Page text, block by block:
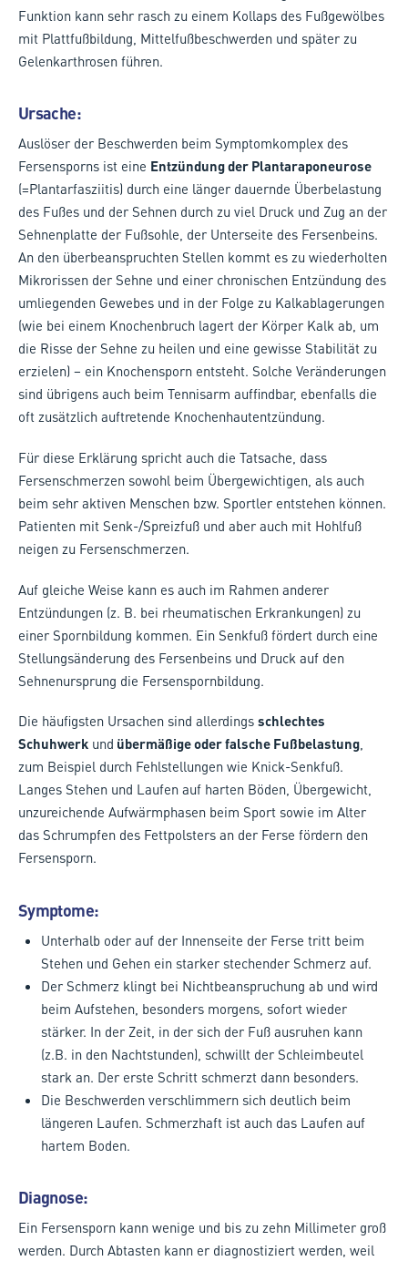
Funktion kann sehr rasch zu einem Kollaps des Fußgewölbes
mit Plattfußbildung, Mittelfußbeschwerden und später zu
Gelenkarthrosen führen.
Ursache:
Auslöser der Beschwerden beim Symptomkomplex des
Fersensporns ist eine Entzündung der Plantaraponeurose
(=Plantarfasziitis) durch eine länger dauernde Überbelastung
des Fußes und der Sehnen durch zu viel Druck und Zug an der
Sehnenplatte der Fußsohle, der Unterseite des Fersenbeins.
An den überbeanspruchten Stellen kommt es zu wiederholten
Mikrorissen der Sehne und einer chronischen Entzündung des
umliegenden Gewebes und in der Folge zu Kalkablagerungen
(wie bei einem Knochenbruch lagert der Körper Kalk ab, um
die Risse der Sehne zu heilen und eine gewisse Stabilität zu
erzielen) – ein Knochensporn entsteht. Solche Veränderungen
sind übrigens auch beim Tennisarm auffindbar, ebenfalls die
oft zusätzlich auftretende Knochenhautentzündung.
Für diese Erklärung spricht auch die Tatsache, dass
Fersenschmerzen sowohl beim Übergewichtigen, als auch
beim sehr aktiven Menschen bzw. Sportler entstehen können.
Patienten mit Senk-/Spreizfuß und aber auch mit Hohlfuß
neigen zu Fersenschmerzen.
Auf gleiche Weise kann es auch im Rahmen anderer
Entzündungen (z. B. bei rheumatischen Erkrankungen) zu
einer Spornbildung kommen. Ein Senkfuß fördert durch eine
Stellungsänderung des Fersenbeins und Druck auf den
Sehnenursprung die Fersenspornbildung.
Die häufigsten Ursachen sind allerdings schlechtes
Schuhwerk und übermäßige oder falsche Fußbelastung,
zum Beispiel durch Fehlstellungen wie Knick-Senkfuß.
Langes Stehen und Laufen auf harten Böden, Übergewicht,
unzureichende Aufwärmphasen beim Sport sowie im Alter
das Schrumpfen des Fettpolsters an der Ferse fördern den
Fersensporn.
Symptome:
Unterhalb oder auf der Innenseite der Ferse tritt beim
Stehen und Gehen ein starker stechender Schmerz auf.
Der Schmerz klingt bei Nichtbeanspruchung ab und wird
beim Aufstehen, besonders morgens, sofort wieder
stärker. In der Zeit, in der sich der Fuß ausruhen kann
(z.B. in den Nachtstunden), schwillt der Schleimbeutel
stark an. Der erste Schritt schmerzt dann besonders.
Die Beschwerden verschlimmern sich deutlich beim
längeren Laufen. Schmerzhaft ist auch das Laufen auf
hartem Boden.
Diagnose:
Ein Fersensporn kann wenige und bis zu zehn Millimeter groß
werden. Durch Abtasten kann er diagnostiziert werden, weil